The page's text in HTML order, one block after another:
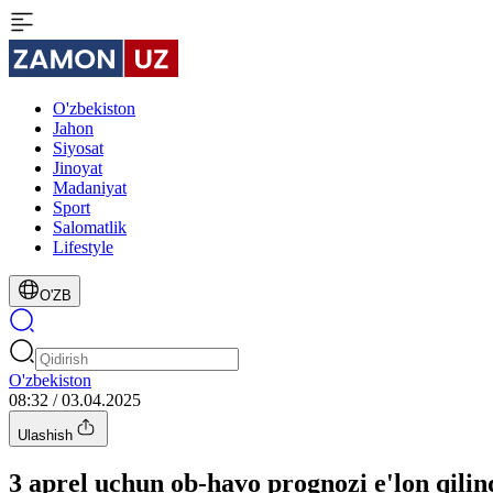
O'zbekiston
Jahon
Siyosat
Jinoyat
Madaniyat
Sport
Salomatlik
Lifestyle
O'ZB
O'zbekiston
08:32 / 03.04.2025
Ulashish
3 aprel uchun ob-havo prognozi e'lon